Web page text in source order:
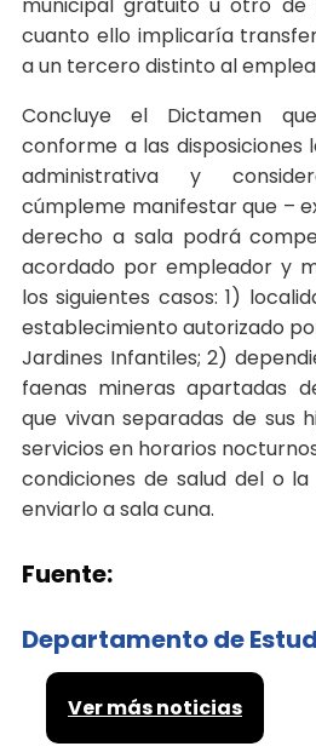
cuanto ello implicaría
a un tercero distinto al
Concluye el Dictamen
conforme a las disposiciones
administrativa y
cúmpleme manifestar que –
derecho a sala podrá
acordado por empleador y
los siguientes casos: 1)
establecimiento autorizado
Jardines Infantiles; 2)
faenas mineras apartadas
que vivan separadas de sus
servicios en horarios
condiciones de salud del o
enviarlo a sala cuna.
Fuente:
Departamento de
Ver más noticias